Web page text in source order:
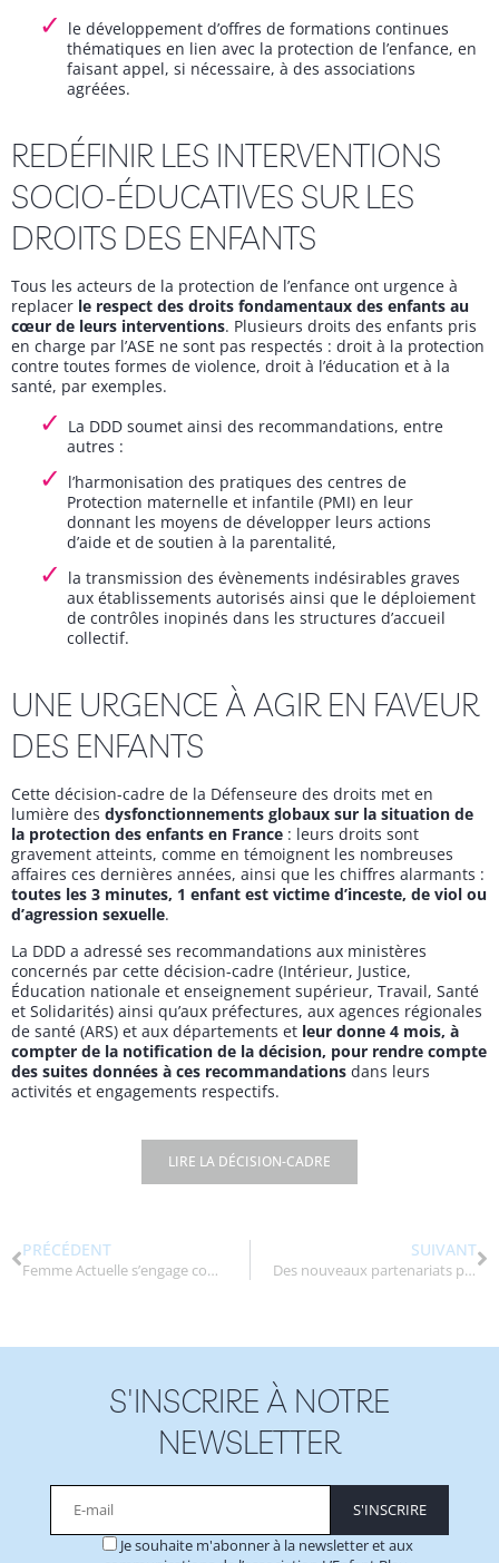
le développement d’offres de formations continues
thématiques en lien avec la protection de l’enfance, en
faisant appel, si nécessaire, à des associations
agréées.
REDÉFINIR LES INTERVENTIONS
SOCIO-ÉDUCATIVES SUR LES
DROITS DES ENFANTS
Tous les acteurs de la protection de l’enfance ont urgence à
replacer le respect des droits fondamentaux des enfants au
cœur de leurs interventions. Plusieurs droits des enfants pris
en charge par l’ASE ne sont pas respectés : droit à la protection
contre toutes formes de violence, droit à l’éducation et à la
santé, par exemples.
La DDD soumet ainsi des recommandations, entre
autres :
l’harmonisation des pratiques des centres de
Protection maternelle et infantile (PMI) en leur
donnant les moyens de développer leurs actions
d’aide et de soutien à la parentalité,
la transmission des évènements indésirables graves
aux établissements autorisés ainsi que le déploiement
de contrôles inopinés dans les structures d’accueil
collectif.
UNE URGENCE À AGIR EN FAVEUR
DES ENFANTS
Cette décision-cadre de la Défenseure des droits met en
lumière des dysfonctionnements globaux sur la situation de
la protection des enfants en France : leurs droits sont
gravement atteints, comme en témoignent les nombreuses
affaires ces dernières années, ainsi que les chiffres alarmants :
toutes les 3 minutes, 1 enfant est victime d’inceste, de viol ou
d’agression sexuelle.
La DDD a adressé ses recommandations aux ministères
concernés par cette décision-cadre (Intérieur, Justice,
Éducation nationale et enseignement supérieur, Travail, Santé
et Solidarités) ainsi qu’aux préfectures, aux agences régionales
de santé (ARS) et aux départements et leur donne 4 mois, à
compter de la notification de la décision, pour rendre compte
des suites données à ces recommandations dans leurs
activités et engagements respectifs.
LIRE LA DÉCISION-CADRE
PRÉCÉDENT
Femme Actuelle s’engage contre les violences faites aux enfants
SUIVANT
Des nouveaux partenariats pour l’enfance !
S'INSCRIRE À NOTRE
NEWSLETTER
Je souhaite m'abonner à la newsletter et aux